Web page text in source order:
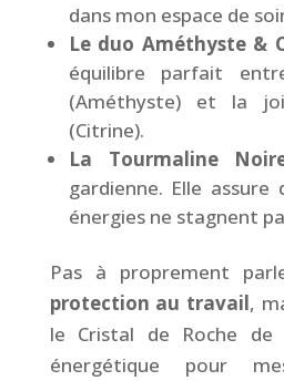
dans mon espace de
Le duo Améthyste &
équilibre parfait
(Améthyste) et la
(Citrine).
La Tourmaline
gardienne. Elle assure
énergies ne stagnent
Pas à proprement
protection au travail,
le Cristal de Roche de
énergétique pour